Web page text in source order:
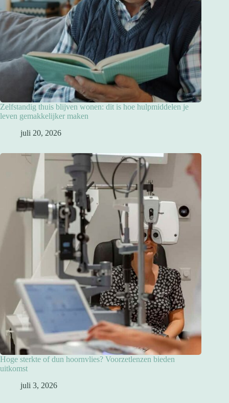
Zelfstandig thuis blijven wonen: dit is hoe hulpmiddelen je
leven gemakkelijker maken
juli 20, 2026
Hoge sterkte of dun hoornvlies? Voorzetlenzen bieden
uitkomst
juli 3, 2026